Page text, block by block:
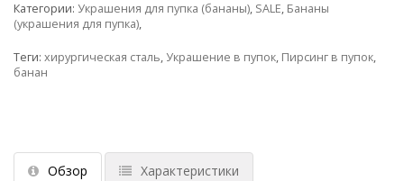
Категории: Украшения для пупка (бананы), SALE, Бананы
(украшения для пупка),
Теги: хирургическая сталь,Украшение в пупок, Пирсинг в пупок,
банан
Обзор Характеристики